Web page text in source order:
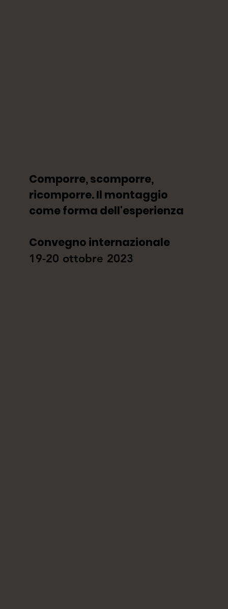
Comporre, scomporre,
ricomporre. Il montaggio
come forma dell'esperienza
Convegno internazionale
19-20 ottobre 2023